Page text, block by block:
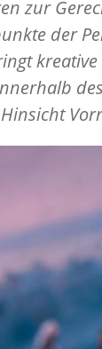
zur
der